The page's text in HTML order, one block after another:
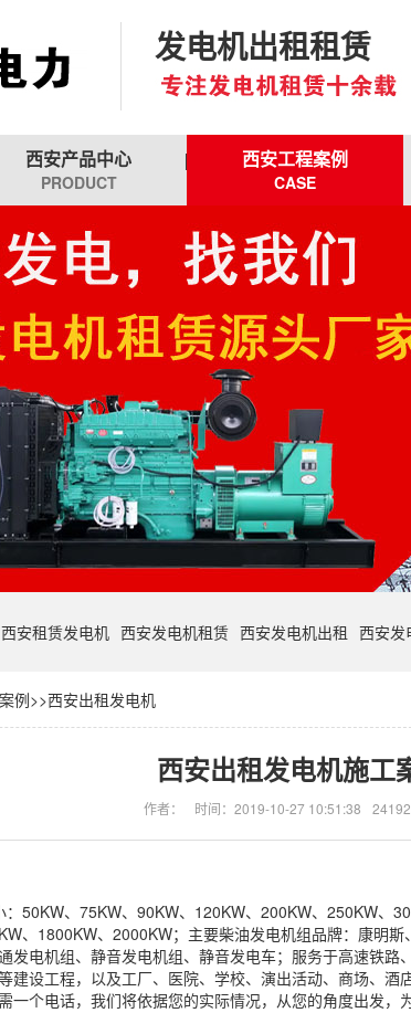
发电机出租租赁
西安产品中心
PRODUCT
西安工程案例
CASE
西安租赁发电机 西安发电机租赁 西安发电机出租 西安发
例>>西安出租发电机
西安出租发电机施工
作者： 时间：2019-10-27 10:51:38
50KW、75KW、90KW、120KW、200KW、250KW、
、1800KW、2000KW；主要柴油发电机组品牌：康明
发电机组、静音发电机组、静音发电车；服务于高速铁
建设工程，以及工厂、医院、学校、演出活动、商场、
一个电话，我们将依据您的实际情况，从您的角度出发